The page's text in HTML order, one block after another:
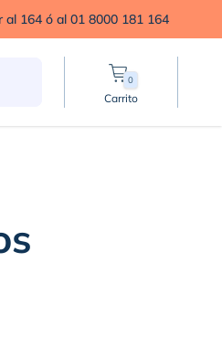
al 164 ó al 01 8000 181 164
0
Carrito